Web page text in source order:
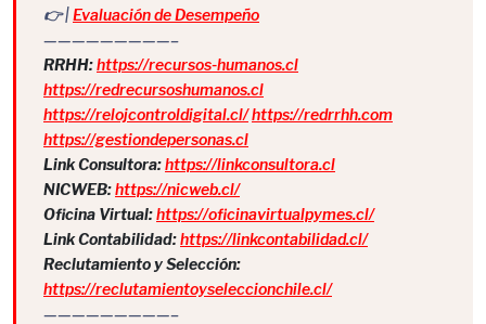
👉 |Evaluación de Desempeño
—————————–
RRHH:https://recursos-humanos.cl
https://redrecursoshumanos.cl
https://relojcontroldigital.cl/https://redrrhh.com
https://gestiondepersonas.cl
Link Consultora:https://linkconsultora.cl
NICWEB:https://nicweb.cl/
Oficina Virtual:https://oficinavirtualpymes.cl/
Link Contabilidad:https://linkcontabilidad.cl/
Reclutamiento y Selección:
https://reclutamientoyseleccionchile.cl/
—————————–